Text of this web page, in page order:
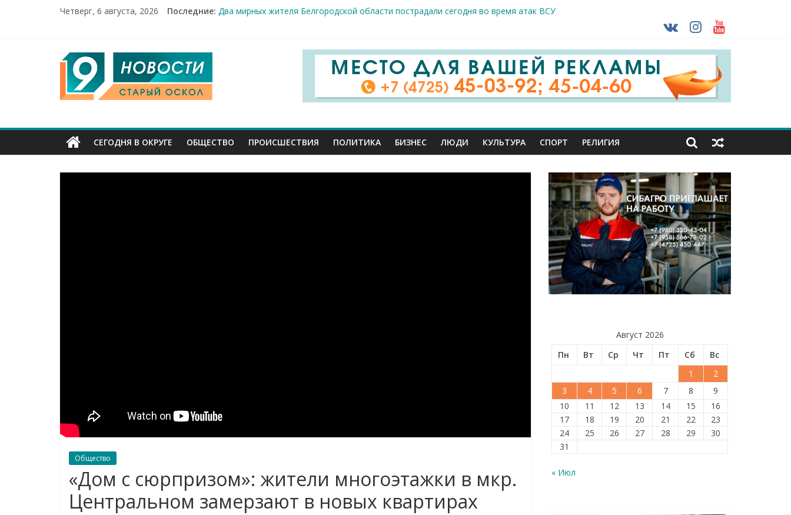
Четверг, 6 августа, 2026 Последние: Два мирных жителя Белгородской области пострадали сегодня во время атак ВСУ
100%-я раскрываемость особо тяжких преступлений: в Старооскольском отделе СК подвели итоги первого полугодия
Рейд по местам несанкционированной торговли: что и где можно продавать без штрафа?
«Купеческие салоны»: старооскольский краеведческий музей приглашает окунуться в прошлое
9
Канал
Старый
Оскол
СЕГОДНЯ В ОКРУГЕ ОБЩЕСТВО ПРОИСШЕСТВИЯ ПОЛИТИКА БИЗНЕС ЛЮДИ КУЛЬТУРА СПОРТ РЕЛИГИЯ
Общество
«Дом с сюрпризом»: жители многоэтажки в мкр.
Центральном замерзают в новых квартирах
Август 2026
Пн
Вт Ср Чт Пт Сб
Вс
1
2
3
4 5 6 7 8
9
10
11 12 13 14 15
16
17
18 19 20 21 22
23
24
25 26 27 28 29
30
31
« Июл